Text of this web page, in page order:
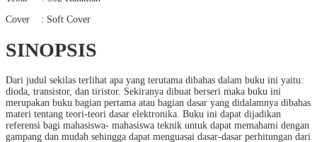
Cover : Soft Cover
SINOPSIS
Dari judul sekilas terlihat apa yang terutama dibahas dalam buku ini yaitu:
dioda, transistor, dan tiristor. Sekiranya dibuat berseri maka buku ini
merupakan buku bagian pertama atau bagian dasar yang didalamnya dibahas
materi tentang teori-teori dasar elektronika. Buku ini dapat dijadikan
referensi bagi mahasiswa- mahasiswa teknik untuk dapat memahami dengan
gampang dan mudah sehingga dapat menguasai dasar-dasar perhitungan dari